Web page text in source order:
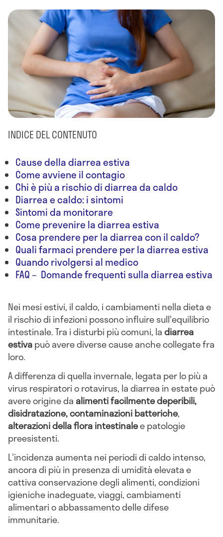
INDICE DEL CONTENUTO
Cause della diarrea estiva
Come avviene il contagio
Chi è più a rischio di diarrea da caldo
Diarrea e caldo: i sintomi
Sintomi da monitorare
Come prevenire la diarrea estiva
Cosa prendere per la diarrea con il caldo?
Quali farmaci prendere per la diarrea estiva
Quando rivolgersi al medico
FAQ – Domande frequenti sulla diarrea estiva
Nei mesi estivi, il caldo, i cambiamenti nella dieta e
il rischio di infezioni possono influire sull'equilibrio
intestinale. Tra i disturbi più comuni, ladiarrea
estivapuò avere diverse cause anche collegate fra
loro.
A differenza di quella invernale, legata per lo più a
virus respiratori o rotavirus, la diarrea in estate può
avere origine da alimenti facilmente deperibili,
disidratazione, contaminazioni batteriche,
alterazioni della flora intestinalee patologie
preesistenti.
L'incidenza aumenta nei periodi di caldo intenso,
ancora di più in presenza di umidità elevata e
cattiva conservazione degli alimenti, condizioni
igieniche inadeguate, viaggi, cambiamenti
alimentari o abbassamento delle difese
immunitarie.